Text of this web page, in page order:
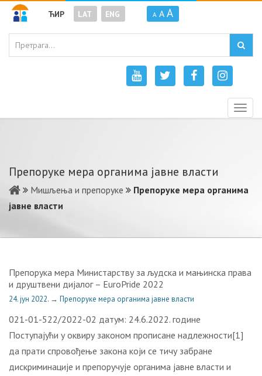
ЋИР LAT ENG A A A
Препоруке мера органима јавне власти
Мишљења и препоруке
Препоруке мера органима
јавне власти
Препорука мера Министарству за људска и мањинска права
и друштвени дијалог – ЕuroPride 2022
24. јун 2022. → Препоруке мера органима јавне власти
021-01-522/2022-02 датум: 24.6.2022. године
Поступајући у оквиру законом прописане надлежности[1]
да прати спровођење закона који се тичу забране
дискриминације и препоручује органима јавне власти и